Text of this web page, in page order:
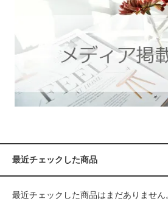
最近チェックした商品
最近チェックした商品はまだありません